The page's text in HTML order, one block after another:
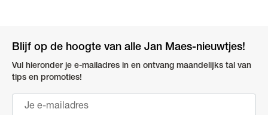
Blijf op de hoogte van alle Jan Maes-nieuwtjes!
Vul hieronder je e-mailadres in en ontvang maandelijks tal van
tips en promoties!